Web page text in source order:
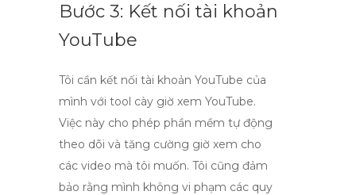
Bước 3: Kết nối tài khoản
YouTube
Tôi cần kết nối tài khoản YouTube của
mình với tool cày giờ xem YouTube.
Việc này cho phép phần mềm tự động
theo dõi và tăng cường giờ xem cho
các video mà tôi muốn. Tôi cũng đảm
bảo rằng mình không vi phạm các quy